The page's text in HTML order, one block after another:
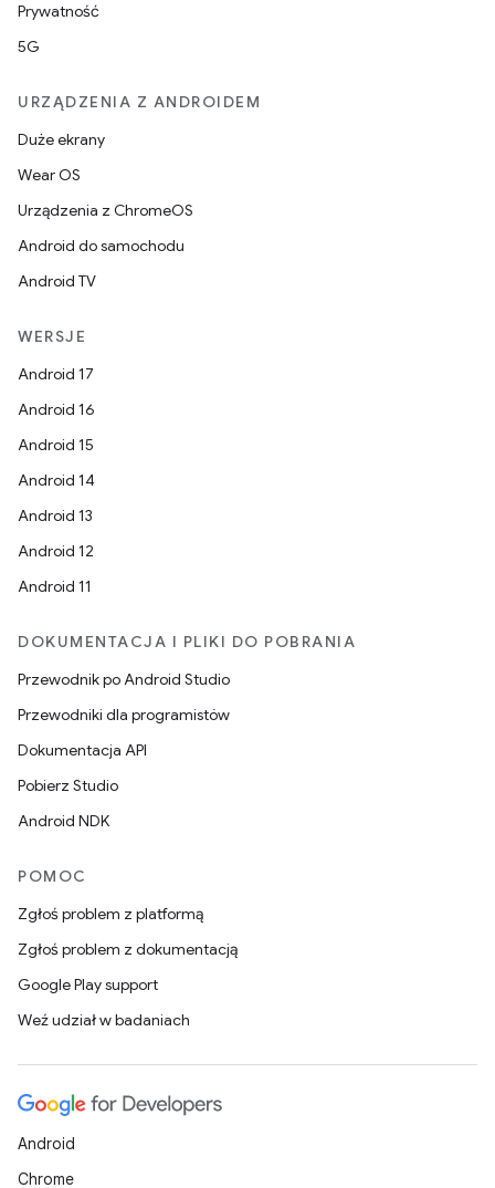
Prywatność
5G
URZĄDZENIA Z ANDROIDEM
Duże ekrany
Wear OS
Urządzenia z ChromeOS
Android do samochodu
Android TV
WERSJE
Android 17
Android 16
Android 15
Android 14
Android 13
Android 12
Android 11
DOKUMENTACJA I PLIKI DO POBRANIA
Przewodnik po Android Studio
Przewodniki dla programistów
Dokumentacja API
Pobierz Studio
Android NDK
POMOC
Zgłoś problem z platformą
Zgłoś problem z dokumentacją
Google Play support
Weź udział w badaniach
Android
Chrome